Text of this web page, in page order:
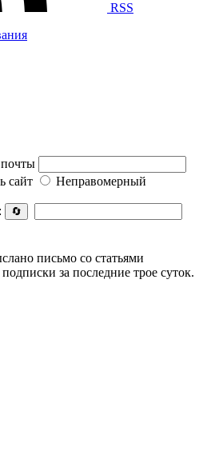
RSS
сайт
Неправомерный
🔄
письмо со статьями
за последние трое суток.